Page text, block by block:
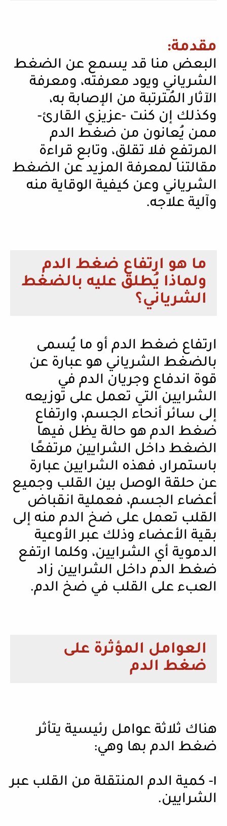
مقدمة:
البعض منا قد يسمع عن الضغط
الشرياني ويود معرفته، ومعرفة
الآثار المُترتبة من الإصابة به،
وكذلك إن كنت -عزيزي القارئ-
ممن يُعانون من ضغط الدم
المرتفع فلا تقلق، وتابع قراءة
مقالتنا لمعرفة المزيد عن الضغط
الشرياني وعن كيفية الوقاية منه
وآلية علاجه.
ما هو ارتفاع ضغط الدم
ولماذا يُطلق عليه بالضغط
الشرياني؟
ارتفاع ضغط الدم أو ما يُسمى
بالضغط الشرياني هو عبارة عن
قوة اندفاع وجريان الدم في
الشرايين التي تعمل على توزيعه
إلى سائر أنحاء الجسم، وارتفاع
ضغط الدم هو حالة يظل فيها
الضغط داخل الشرايين مرتفعًا
باستمرار، فهذه الشرايين عبارة
عن حلقة الوصل بين القلب وجميع
أعضاء الجسم، فعملية انقباض
القلب تعمل على ضخ الدم منه إلى
بقية الأعضاء وذلك عبر الأوعية
الدموية أي الشرايين، وكلما ارتفع
ضغط الدم داخل الشرايين زاد
العبء على القلب في ضخ الدم.
العوامل المؤثرة على
ضغط الدم
هناك ثلاثة عوامل رئيسية يتأثر
ضغط الدم بها وهي:
١- كمية الدم المنتقلة من القلب عبر
الشرايين.